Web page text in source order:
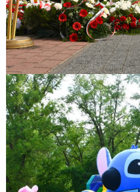
Rodzinny Piknik
Rodzinny Piknik Sportowy z okazji
Biegiem Zakroczymskim „Nałogi!
partnerstwie z Samorządem
wspófinansowany był ze środków